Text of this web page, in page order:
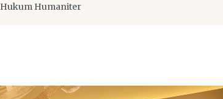
Hukum Humaniter